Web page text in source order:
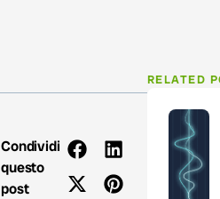
Condividi
questo
post
RELATED